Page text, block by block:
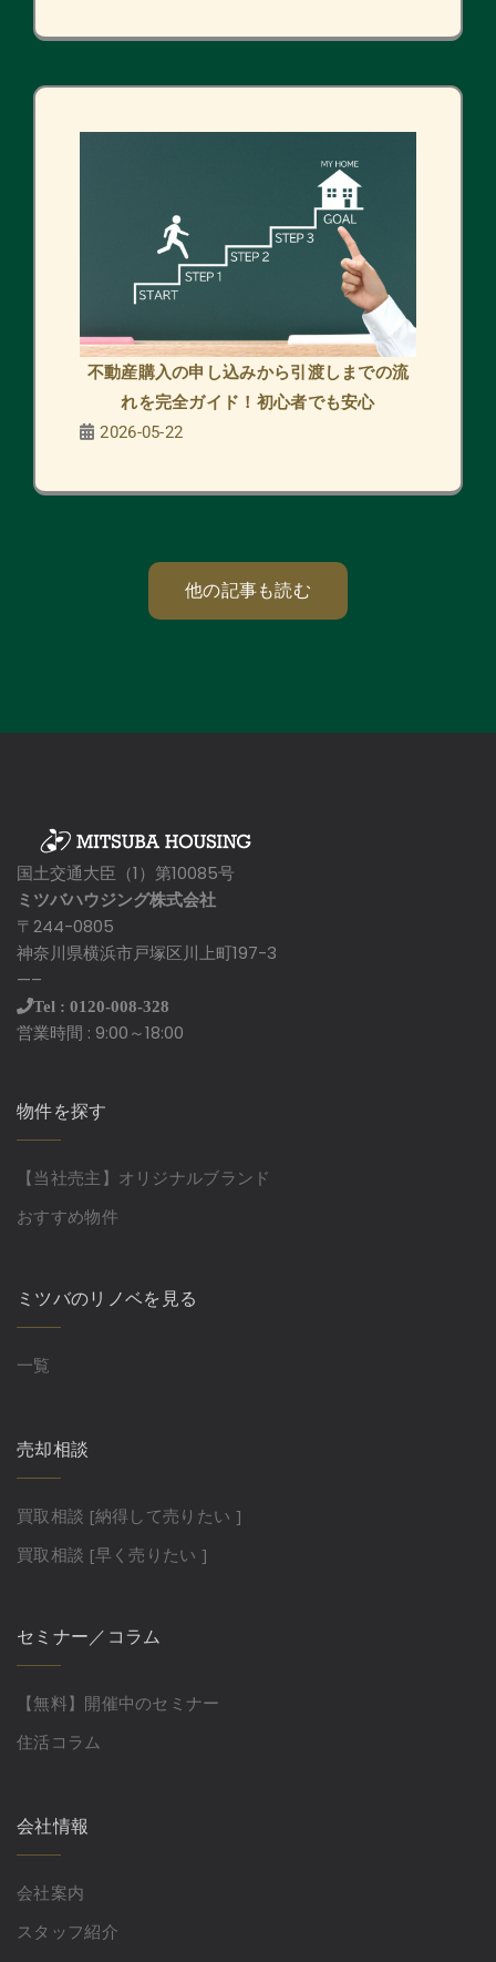
不動産購入の申し込みから引渡しまでの流
れを完全ガイド！初心者でも安心
2026-05-22
他の記事も読む
国土交通大臣（1）第10085号
ミツバハウジング株式会社
〒244-0805
神奈川県横浜市戸塚区川上町197-3
—–
Tel : 0120-008-328
営業時間 : 9:00～18:00
物件を探す
【当社売主】オリジナルブランド
おすすめ物件
ミツバのリノベを見る
一覧
売却相談
買取相談 [納得して売りたい ]
買取相談 [早く売りたい ]
セミナー／コラム
【無料】開催中のセミナー
住活コラム
会社情報
会社案内
スタッフ紹介